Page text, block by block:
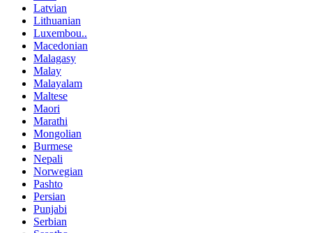
Latvian
Lithuanian
Luxembou..
Macedonian
Malagasy
Malay
Malayalam
Maltese
Maori
Marathi
Mongolian
Burmese
Nepali
Norwegian
Pashto
Persian
Punjabi
Serbian